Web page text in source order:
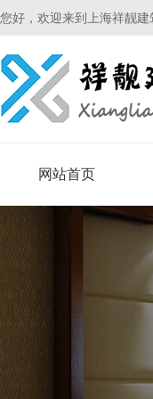
您好，欢迎来到上海祥靓建
网站首页